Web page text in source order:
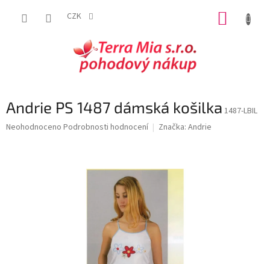
CZK
Andrie PS 1487 dámská košilka 1487-LBIL
Průměrné
Neohodnoceno Podrobnosti hodnocení Značka: Andrie